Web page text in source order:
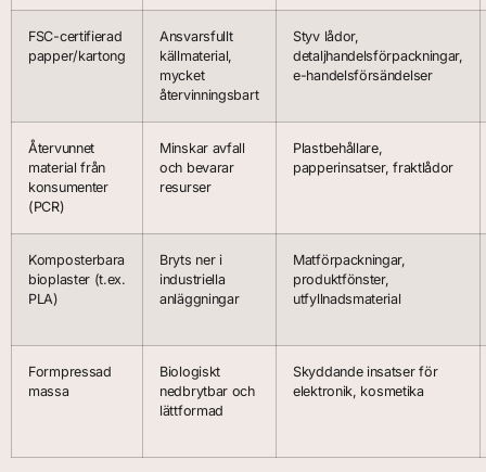
FSC-certifierad
papper/kartong
Ansvarsfullt
källmaterial,
mycket
återvinningsbart
Styv lådor,
detaljhandelsförpackningar,
e-handelsförsändelser
Återvunnet
material från
konsumenter
(PCR)
Minskar avfall
och bevarar
resurser
Plastbehållare,
papperinsatser, fraktlådor
Komposterbara
bioplaster (t.ex.
PLA)
Bryts ner i
industriella
anläggningar
Matförpackningar,
produktfönster,
utfyllnadsmaterial
Formpressad
massa
Biologiskt
nedbrytbar och
lättformad
Skyddande insatser för
elektronik, kosmetika